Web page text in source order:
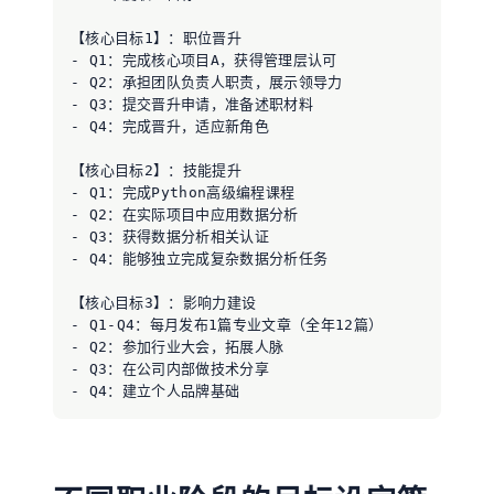
【核心目标1】：职位晋升
- Q1：完成核心项目A，获得管理层认可
- Q2：承担团队负责人职责，展示领导力
- Q3：提交晋升申请，准备述职材料
- Q4：完成晋升，适应新角色
【核心目标2】：技能提升
- Q1：完成Python高级编程课程
- Q2：在实际项目中应用数据分析
- Q3：获得数据分析相关认证
- Q4：能够独立完成复杂数据分析任务
【核心目标3】：影响力建设
- Q1-Q4：每月发布1篇专业文章（全年12篇）
- Q2：参加行业大会，拓展人脉
- Q3：在公司内部做技术分享